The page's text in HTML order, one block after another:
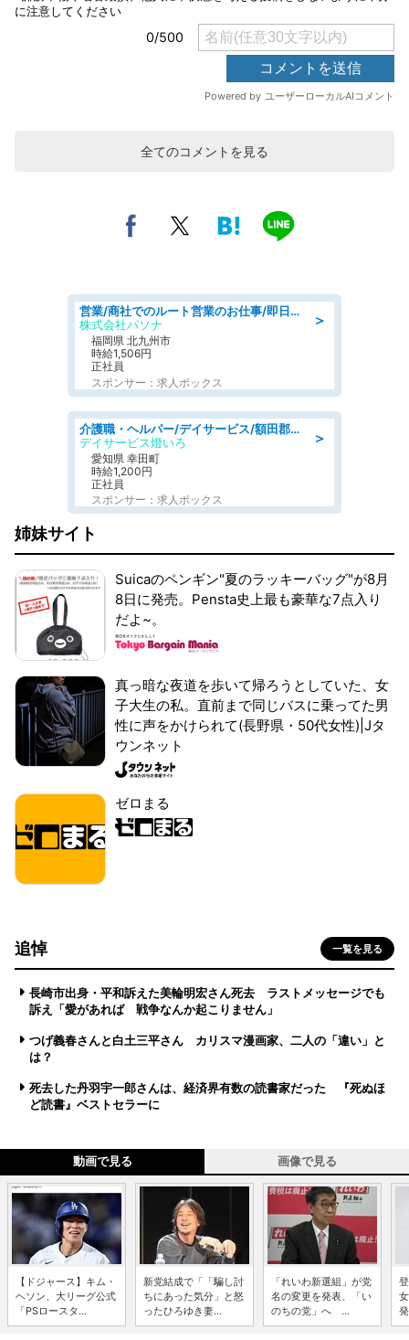
全てのコメントを見る
＞
営業/商社でのルート営業のお仕事/即日勤務可/車通勤可/営業
株式会社パソナ
福岡県 北九州市
時給1,506円
正社員
スポンサー：求人ボックス
＞
介護職・ヘルパー/デイサービス/額田郡幸田町/JR東海道本線 幸田/愛知県
デイサービス燈いろ
愛知県 幸田町
時給1,200円
正社員
スポンサー：求人ボックス
姉妹サイト
Suicaのペンギン"夏のラッキーバッグ"が8月
8日に発売。Pensta史上最も豪華な7点入り
だよ~。
真っ暗な夜道を歩いて帰ろうとしていた、女
子大生の私。直前まで同じバスに乗ってた男
性に声をかけられて(長野県・50代女性)|Jタ
ウンネット
ゼロまる
追悼 一覧を見る
長崎市出身・平和訴えた美輪明宏さん死去 ラストメッセージでも
訴え「愛があれば 戦争なんか起こりません」
つげ義春さんと白土三平さん カリスマ漫画家、二人の「違い」と
は？
死去した丹羽宇一郎さんは、経済界有数の読書家だった 『死ぬほ
ど読書』ベストセラーに
動画で見る 画像で見る
【ドジャース】キム・
ヘソン、大リーグ公式
「PSロースタ...
新党結成で「「騙し討
ちにあった気分」と怒
ったひろゆき妻...
「れいわ新選組」が党
名の変更を発表、「い
のちの党」へ ...